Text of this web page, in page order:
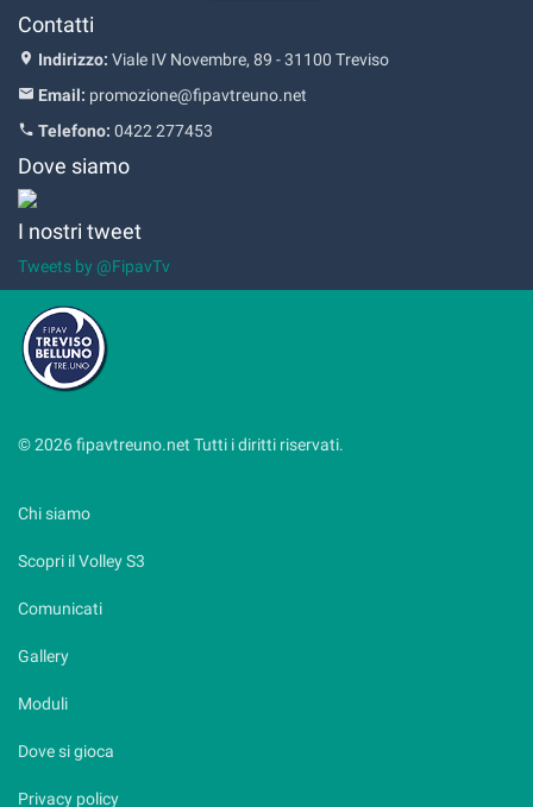
Contatti
Indirizzo: Viale IV Novembre, 89 - 31100 Treviso
Email: promozione@fipavtreuno.net
Telefono: 0422 277453
Dove siamo
I nostri tweet
Tweets by @FipavTv
© 2026 fipavtreuno.net Tutti i diritti riservati.
Chi siamo
Scopri il Volley S3
Comunicati
Gallery
Moduli
Dove si gioca
Privacy policy